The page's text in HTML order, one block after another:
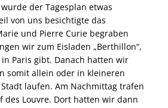
der Tagesplan etwas
von uns besichtigte das
und Pierre Curie begraben
wir zum Eisladen „Berthillon“,
in Paris gibt. Danach hatten wir
somit allein oder in kleineren
laufen. Am Nachmittag trafen
des Louvre. Dort hatten wir dann